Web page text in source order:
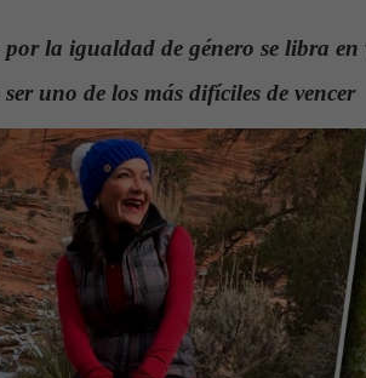
n
a
n
e
m
a
i
l
la igualdad de género se libra
uno de los más difíciles de vencer.